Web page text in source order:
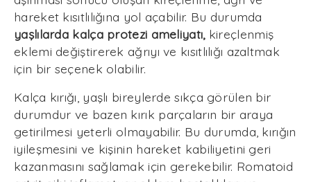
hareket kısıtlılığına yol açabilir. Bu durumda
yaşlılarda kalça protezi ameliyatı,kireçlenmiş
eklemi değiştirerek ağrıyı ve kısıtlılığı azaltmak
için bir seçenek olabilir.
Kalça kırığı, yaşlı bireylerde sıkça görülen bir
durumdur ve bazen kırık parçaların bir araya
getirilmesi yeterli olmayabilir. Bu durumda, kırığın
iyileşmesini ve kişinin hareket kabiliyetini geri
kazanmasını sağlamak için gerekebilir. Romatoid